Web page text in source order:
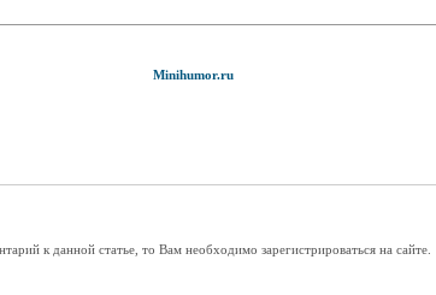
Minihumor.ru
к данной статье, то Вам необходимо зарегистрироваться на сайте.